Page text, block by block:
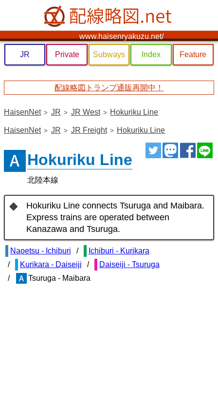
www.haisenryakuzu.net/
JR Private Subways Index Feature
配線略図トランプ通販再開中！
HaisenNet JR JR West Hokuriku Line
HaisenNet JR JR Freight Hokuriku Line
ツイートトゥート
シェ
Hokuriku Line
北陸本線
Hokuriku Line connects Tsuruga and Maibara.
Express trains are operated between
Kanazawa and Tsuruga.
Naoetsu - Ichiburi
Ichiburi - Kurikara
Kurikara - Daiseiji
Daiseiji - Tsuruga
Tsuruga - Maibara